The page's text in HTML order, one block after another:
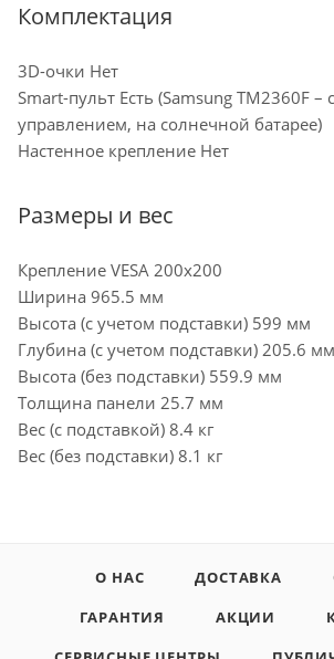
Комплектация
3D-очки Нет
Smart-пульт Есть (Samsung TM2360F –
управлением, на солнечной батарее)
Настенное крепление Нет
Размеры и вес
Крепление VESA 200x200
Ширина 965.5 мм
Высота (с учетом подставки) 599 мм
Глубина (с учетом подставки) 205.6 мм
Высота (без подставки) 559.9 мм
Толщина панели 25.7 мм
Вес (с подставкой) 8.4 кг
Вес (без подставки) 8.1 кг
О НАС ДОСТАВКА
ГАРАНТИЯ
АКЦИИ